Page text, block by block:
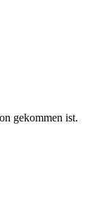
gekommen ist.